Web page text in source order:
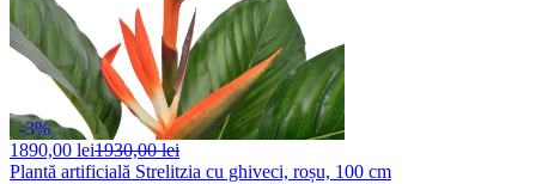
-3%
1890,00 lei1930,00 lei
Plantă artificială Strelitzia cu ghiveci, roșu, 100 cm